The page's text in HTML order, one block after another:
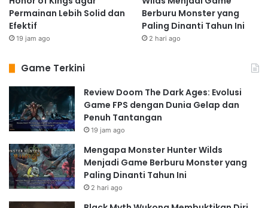
Permainan Lebih Solid dan
Efektif
19 jam ago
Berburu Monster yang
Paling Dinanti Tahun Ini
2 hari ago
Game Terkini
Review Doom The Dark Ages: Evolusi
Game FPS dengan Dunia Gelap dan
Penuh Tantangan
19 jam ago
Mengapa Monster Hunter Wilds
Menjadi Game Berburu Monster yang
Paling Dinanti Tahun Ini
2 hari ago